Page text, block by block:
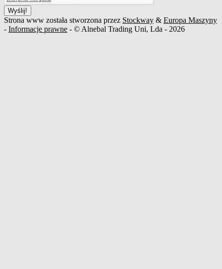
Wyślij!
Strona www została stworzona przez Stockway & Europa Maszyny
- Informacje prawne - © Alnebal Trading Uni, Lda - 2026